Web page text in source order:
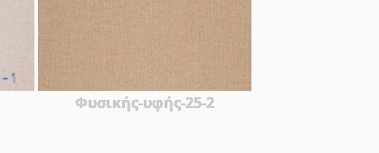
Φυσικής-υφής-25-2